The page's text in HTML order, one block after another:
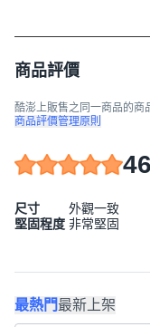
商品評價
酷澎上販售之同一商品的商
商品評價管理原則
46
尺寸 外觀一致
堅固程度 非常堅固
最熱門最新上架